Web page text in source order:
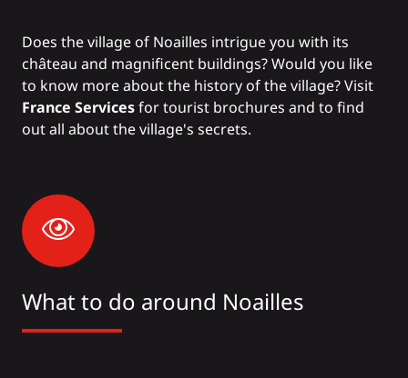
Does the village of Noailles intrigue you with its
château and magnificent buildings? Would you like
to know more about the history of the village? Visit
France Servicesfor tourist brochures and to find
out all about the village's secrets.
What to do around Noailles